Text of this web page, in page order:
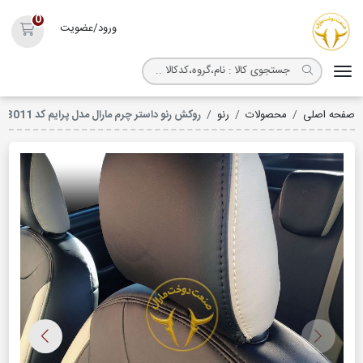
ورود/عضویت
0
صفحه اصلی محصولات رنو روکش رنو داستر چرم مارال مدل پرایم کد 3011